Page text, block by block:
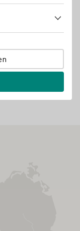
Krollinger´s
Ticketverkauf,